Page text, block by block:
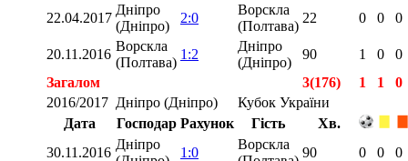
22.04.2017
Дніпро
(Дніпро)
2:0
Ворскла
(Полтава)
22 0 0 0
20.11.2016
Ворскла
(Полтава)
1:2
Дніпро
(Дніпро)
90 1 0
0
Загалом
3(176) 1 1
0
2016/2017 Дніпро (Дніпро)
Кубок України
Дата
Господар Рахунок Гість
Хв.
30.11.2016
Дніпро
1:0
Ворскла
90 0 0
0